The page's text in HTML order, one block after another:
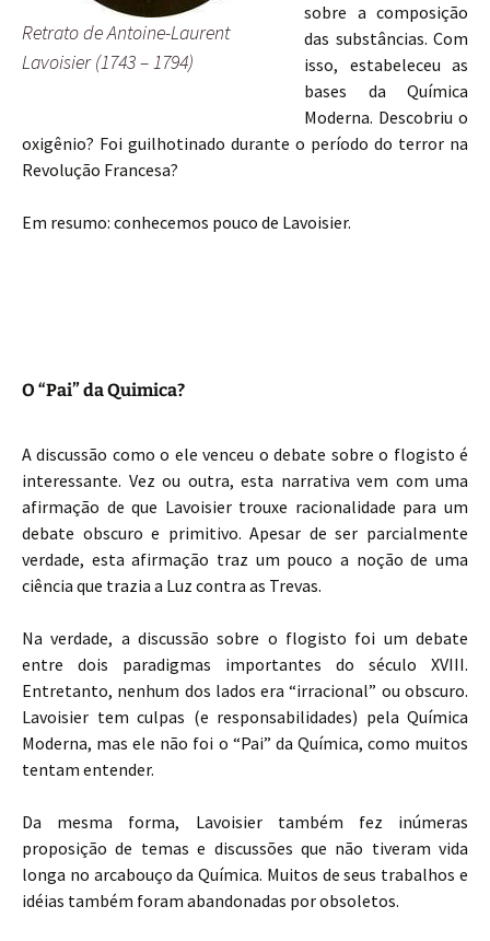
Retrato de Antoine-Laurent
Lavoisier (1743 – 1794)
sobre a composição
das substâncias. Com
isso, estabeleceu as
bases da Química
Moderna. Descobriu o
oxigênio? Foi guilhotinado durante o período do terror na
Revolução Francesa?
Em resumo: conhecemos pouco de Lavoisier.
O “Pai” da Quimica?
A discussão como o ele venceu o debate sobre o flogisto é
interessante. Vez ou outra, esta narrativa vem com uma
afirmação de que Lavoisier trouxe racionalidade para um
debate obscuro e primitivo. Apesar de ser parcialmente
verdade, esta afirmação traz um pouco a noção de uma
ciência que trazia a Luz contra as Trevas.
Na verdade, a discussão sobre o flogisto foi um debate
entre dois paradigmas importantes do século XVIII.
Entretanto, nenhum dos lados era “irracional” ou obscuro.
Lavoisier tem culpas (e responsabilidades) pela Química
Moderna, mas ele não foi o “Pai” da Química, como muitos
tentam entender.
Da mesma forma, Lavoisier também fez inúmeras
proposição de temas e discussões que não tiveram vida
longa no arcabouço da Química. Muitos de seus trabalhos e
idéias também foram abandonadas por obsoletos.